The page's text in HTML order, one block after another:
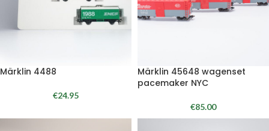
Märklin 4488
€24.95
Märklin 45648 wagenset
pacemaker NYC
€85.00